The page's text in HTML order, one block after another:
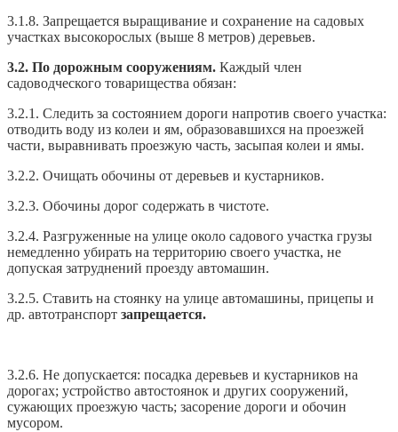
3.1.8. Запрещается выращивание и сохранение на садовых
участках высокорослых (выше 8 метров) деревьев.
3.2. По дорожным сооружениям. Каждый член
садоводческого товарищества обязан:
3.2.1. Следить за состоянием дороги напротив своего участка:
отводить воду из колеи и ям, образовавшихся на проезжей
части, выравнивать проезжую часть, засыпая колеи и ямы.
3.2.2. Очищать обочины от деревьев и кустарников.
3.2.3. Обочины дорог содержать в чистоте.
3.2.4. Разгруженные на улице около садового участка грузы
немедленно убирать на территорию своего участка, не
допуская затруднений проезду автомашин.
3.2.5. Ставить на стоянку на улице автомашины, прицепы и
др. автотранспорт запрещается.
3.2.6. Не допускается: посадка деревьев и кустарников на
дорогах; устройство автостоянок и других сооружений,
сужающих проезжую часть; засорение дороги и обочин
мусором.